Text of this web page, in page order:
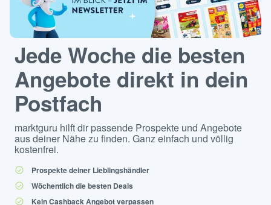
Jede Woche die besten
Angebote direkt in dein
Postfach
marktguru hilft dir passende Prospekte und Angebote
aus deiner Nähe zu finden. Ganz einfach und völlig
kostenfrei.
Prospekte deiner Lieblingshändler
Wöchentlich die besten Deals
Kein Cashback Angebot verpassen